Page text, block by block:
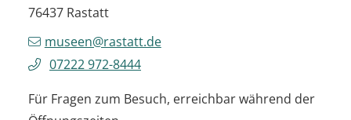
76437 Rastatt
museen@rastatt.de
07222 972-8444
Für Fragen zum Besuch, erreichbar während der